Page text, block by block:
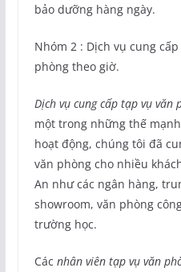
bảo dưỡng hàng ngày.
Nhóm 2 : Dịch vụ cung
phòng theo giờ.
Dịch vụ cung cấp tạp vụ văn
một trong những thế
hoạt động, chúng tôi đã
văn phòng cho nhiều
An như các ngân hàng,
showroom, văn phòng
trường học.
Các nhân viên tạp vụ văn